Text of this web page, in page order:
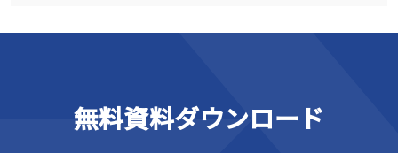
無料資料ダウンロード